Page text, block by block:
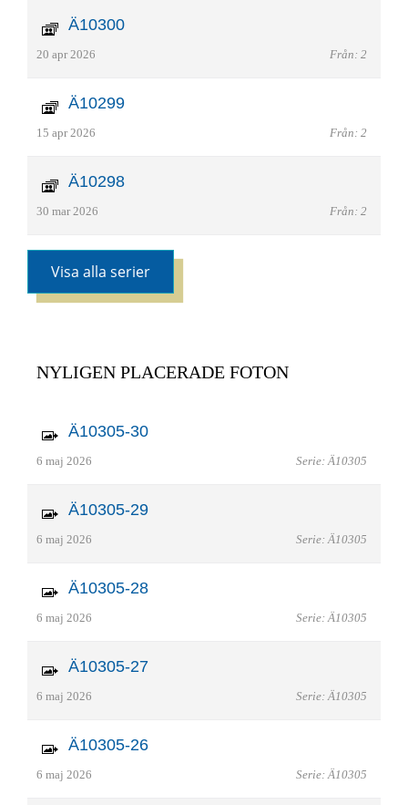
Ä10300
20 apr 2026 Från: 2
Ä10299
15 apr 2026 Från: 2
Ä10298
30 mar 2026 Från: 2
Visa alla serier
NYLIGEN PLACERADE FOTON
Ä10305-30
6 maj 2026 Serie: Ä10305
Ä10305-29
6 maj 2026 Serie: Ä10305
Ä10305-28
6 maj 2026 Serie: Ä10305
Ä10305-27
6 maj 2026 Serie: Ä10305
Ä10305-26
6 maj 2026 Serie: Ä10305